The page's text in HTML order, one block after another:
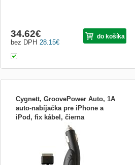
28.15€
bez DPH
34.62€ do košíka
Cygnett, GroovePower Auto, 1A
auto-nabíjačka pre iPhone a
iPod, fix kábel, čierna
Cygnett, špecialista na príslušenstvo k
produktom od Apple! GroovePower Auto
Duálna autonabíjačka pre iPhone a iPod.
Perfekntý spoločník do auta, na dlhé cesty
alebo len na cestu do obchodu. S
nabíjaním počas chodu Váš iPod alebo
iPhone, bude funkčný celú